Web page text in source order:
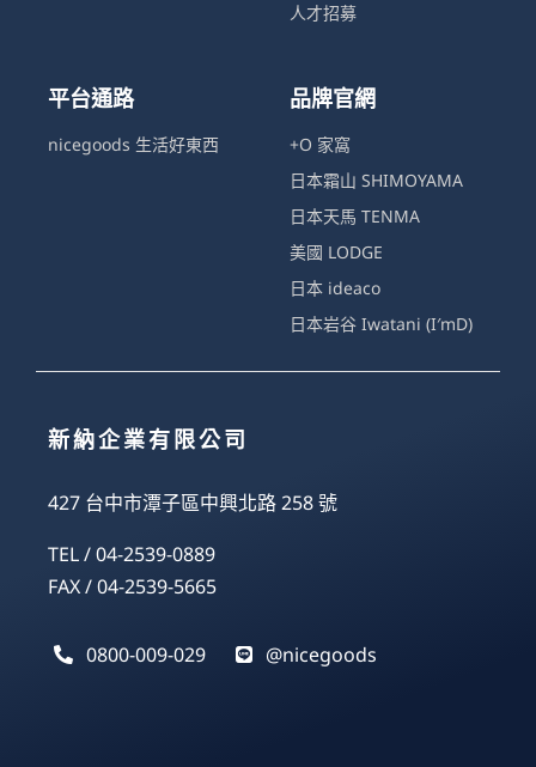
新納企業有限公司
427 台中市潭子區中興北路 258 號
TEL / 04-2539-0889
FAX / 04-2539-5665
0800-009-029 @nicegoods
人才招募
平台通路
nicegoods 生活好東西
品牌官網
+O 家窩
日本霜山 SHIMOYAMA
日本天馬 TENMA
美國 LODGE
日本 ideaco
日本岩谷 Iwatani (I′mD)